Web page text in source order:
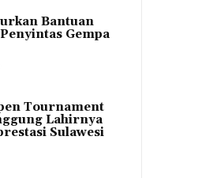
Bantuan
Gempa
Tournament
Lahirnya
Sulawesi